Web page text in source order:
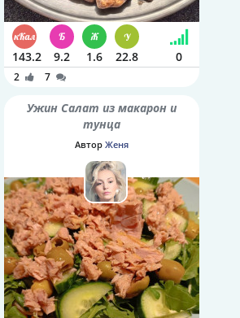
143.2 9.2 1.6 22.8 0
2 7
Ужин Салат из макарон и
тунца
Автор Женя